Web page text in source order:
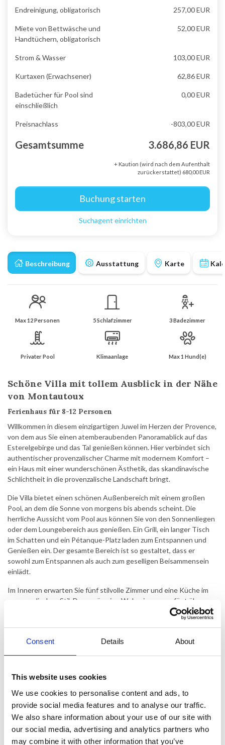
Consent Details About
This website uses cookies
We use cookies to personalise content and ads, to
provide social media features and to analyse our traffic.
We also share information about your use of our site with
our social media, advertising and analytics partners who
may combine it with other information that you’ve
Beschreibung Ausstattung Karte
Max 12 Personen 5 Schlafzimmer 3 Badezimmer
Privater Pool Klimaanlage Max 1 Hund(e)
Schöne Villa mit tollem Ausblick in der Nähe
von Montautoux
Ferienhaus für 8-12 Personen
Willkommen in diesem einzigartigen Juwel im Herzen der Provence,
von dem aus Sie einen atemberaubenden Panoramablick auf das
Esterelgebirge und das Tal genießen können. Hier verbindet sich
authentischer provenzalischer Charme mit modernem Komfort –
ein Haus mit einer wunderschönen Ästhetik, das skandinavische
Schlichtheit in die provenzalische Landschaft bringt.
Die Villa bietet einen schönen Außenbereich mit einem großen
Pool, an dem die Sonne von morgens bis abends scheint. Die
herrliche Aussicht vom Pool aus können Sie von den Sonnenliegen
oder dem Loungebereich aus genießen. Ein Grill, ein langer Tisch
im Schatten und ein Pétanque-Platz laden zum Entspannen und
Genießen ein. Der gesamte Bereich ist so gestaltet, dass er
sowohl zum Entspannen als auch zum geselligen Beisammensein
einlädt.
Im Inneren erwarten Sie fünf stilvolle Zimmer und eine Küche im
provenzalischen Stil. Das geräumige Wohnzimmer verfügt über
einen Kamin und einen einzigartigen Holztisch, an dem bis zu zwölf
Personen gemütlich essen können. Das Haus verfügt über drei
Haus ist mit einer hochmodernen Klimaanlage ausgestattet, die
das ganze Jahr über für angenehme Temperaturen sorgt. Dies ist
voller Verwöhnung und Zeit füreinander wünschen.
Die Villa liegt nur wenige Schritte von öffentlichen Tennisplätzen,
einem Kino und einem Spielplatz für die Kleinen entfernt.
Das malerische mittelalterliche Städtchen Montauroux mit seinen
charmanten Restaurants und kleinen Geschäften ist nur einen
kurzen Spaziergang entfernt. Im Tal gibt es fantastische
Endreinigung, obligatorisch 257,00 EUR
Miete von Bettwäsche und
Handtüchern, obligatorisch
52,00 EUR
Strom & Wasser 103,00 EUR
Kurtaxen (Erwachsener) 62,86 EUR
Badetücher für Pool sind
einschließlich
0,00 EUR
Preisnachlass -803,00 EUR
Gesamtsumme 3.686,86 EUR
+ Kaution (wird nach dem Aufenthalt
zurückerstattet) 680,00 EUR
Buchung starten
Suchagent einrichten